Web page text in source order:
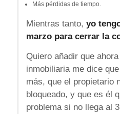
Más pérdidas de tiempo.
Mientras tanto, yo
marzo para cerrar la
Quiero añadir que
inmobiliaria me dice
más, que el propietario
bloqueado, y que es él
problema si no llega al